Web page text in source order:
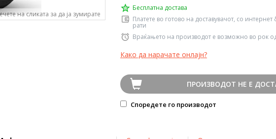
на сликата за да ја зумирате
Бесплатна достава
Платете во готово на доставувачот, со
рати
Враќањето на производот е возможно во рок
Како да нарачате онлајн?
ПРОИЗВОДОТ НЕ Е
Споредете го производот